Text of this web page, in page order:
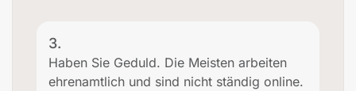
3.
Haben Sie Geduld. Die Meisten arbeiten
ehrenamtlich und sind nicht ständig online.